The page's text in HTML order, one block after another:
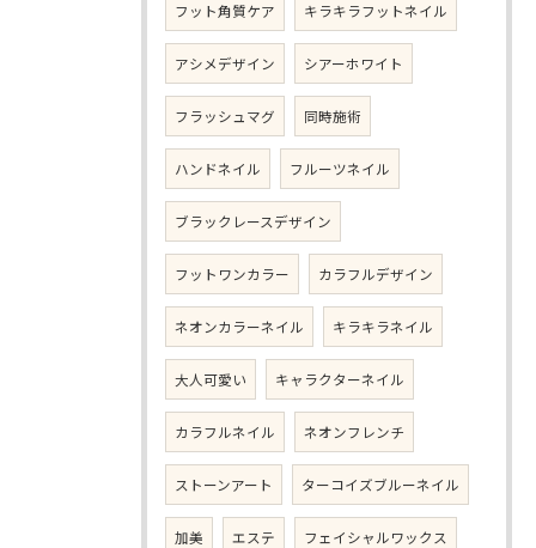
フット角質ケア キラキラフットネイル
アシメデザイン シアーホワイト
フラッシュマグ 同時施術
ハンドネイル フルーツネイル
ブラックレースデザイン
フットワンカラー カラフルデザイン
ネオンカラーネイル キラキラネイル
大人可愛い キャラクターネイル
カラフルネイル ネオンフレンチ
ストーンアート ターコイズブルーネイル
加美 エステ フェイシャルワックス